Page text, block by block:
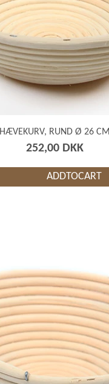
HÆVEKURV, RUND Ø 26 CM
252,00 DKK
ADDTOCART